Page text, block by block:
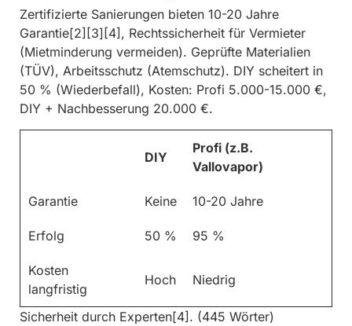
Zertifizierte Sanierungen bieten 10-20 Jahre
Garantie[2][3][4], Rechtssicherheit für Vermieter
(Mietminderung vermeiden). Geprüfte Materialien
(TÜV), Arbeitsschutz (Atemschutz). DIY scheitert in
50 % (Wiederbefall), Kosten: Profi 5.000-15.000 €,
DIY + Nachbesserung 20.000 €.
DIY
Profi (z.B.
Vallovapor)
Garantie Keine 10-20 Jahre
Erfolg 50 % 95 %
Kosten
langfristig
Hoch Niedrig
Sicherheit durch Experten[4]. (445 Wörter)